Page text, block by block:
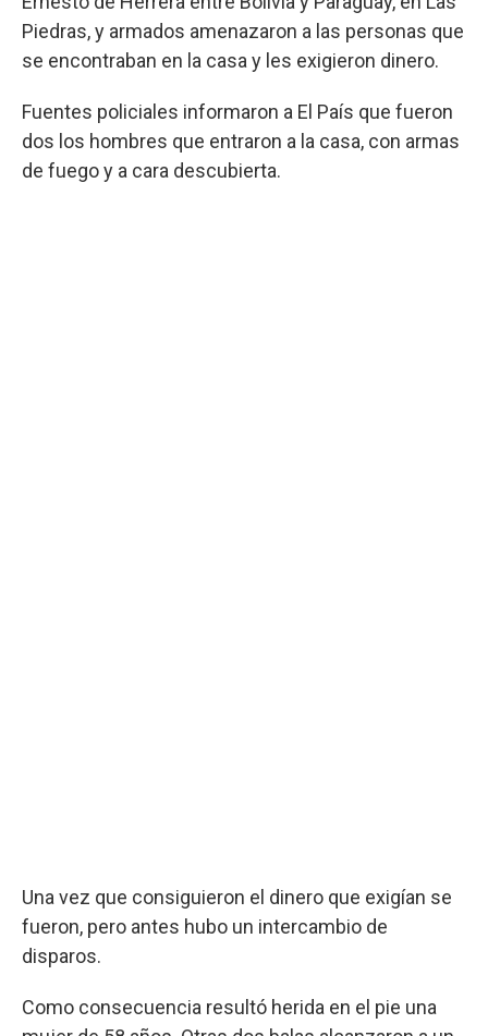
Piedras, y armados amenazaron a las personas que
se encontraban en la casa y les exigieron dinero.
Fuentes policiales informaron a El País que fueron
dos los hombres que entraron a la casa, con armas
de fuego y a cara descubierta.
Una vez que consiguieron el dinero que exigían se
fueron, pero antes hubo un intercambio de
disparos.
Como consecuencia resultó herida en el pie una